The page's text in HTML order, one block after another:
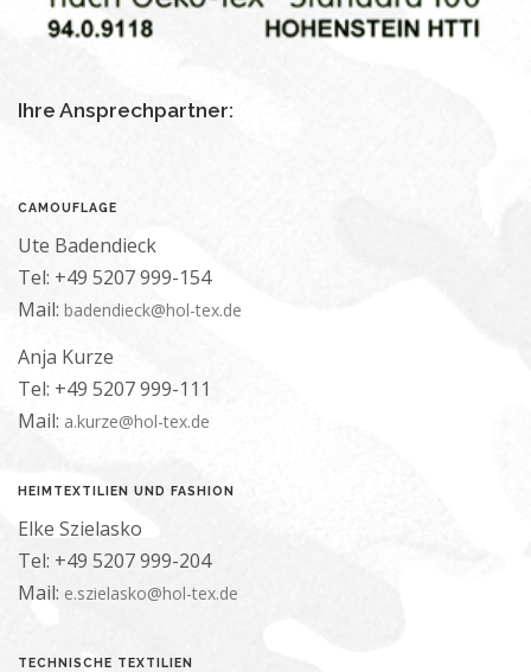
Ihre Ansprechpartner:
CAMOUFLAGE
Ute Badendieck
Tel: +49 5207 999-154
Mail: badendieck@hol-tex.de
Anja Kurze
Tel: +49 5207 999-111
Mail: a.kurze@hol-tex.de
HEIMTEXTILIEN UND FASHION
Elke Szielasko
Tel: +49 5207 999-204
Mail: e.szielasko@hol-tex.de
TECHNISCHE TEXTILIEN